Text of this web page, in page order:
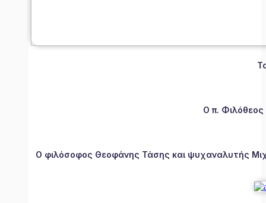
Ο π.
Ο φιλόσοφος Θεοφάνης Τάσης και ψυχαναλυτής